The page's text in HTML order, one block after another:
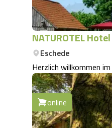
NATUROTEL
Eschede
Herzlich willkommen
online